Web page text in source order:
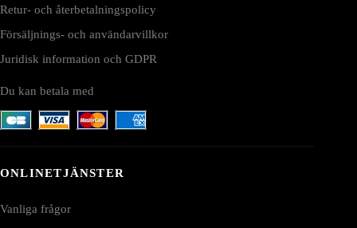
Retur- och återbetalningspolicy
Försäljnings- och användarvillkor
Juridisk information och GDPR
Du kan betala med
ONLINETJÄNSTER
Vanliga frågor